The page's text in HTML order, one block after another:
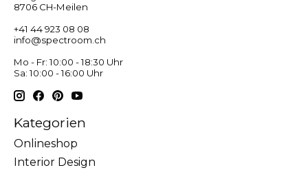
8706 CH-Meilen
+41 44 923 08 08
info@spectroom.ch
Mo - Fr: 10:00 - 18:30 Uhr
Sa: 10:00 - 16:00 Uhr
Kategorien
Onlineshop
Interior Design